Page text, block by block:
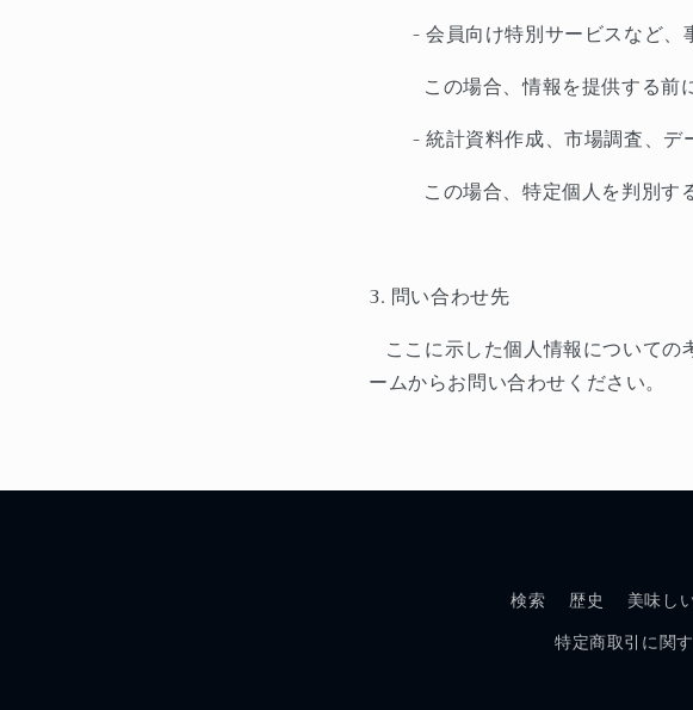
-会員向け特別サービスなど、
この場合、情報を提供する前
-統計資料作成、市場調査、デ
この場合、特定個人を判別す
3. 問い合わせ先
ここに示した個人情報について
ームからお問い合わせください。
検索 歴史 美味し
特定商取引に関